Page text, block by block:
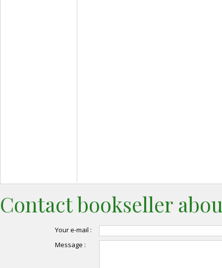
Contact bookseller
Your e-mail :
Message :